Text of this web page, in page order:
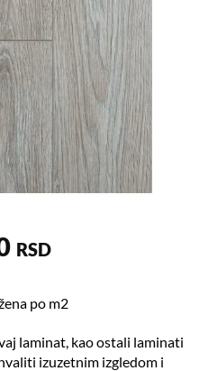
RSD
po m2
laminat, kao ostali laminati
izuzetnim izgledom i